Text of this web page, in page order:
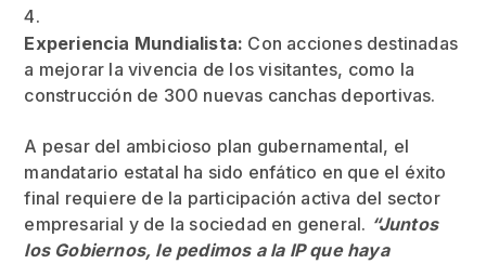
Experiencia Mundialista: Con acciones destinadas
a mejorar la vivencia de los visitantes, como la
construcción de 300 nuevas canchas deportivas.
A pesar del ambicioso plan gubernamental, el
mandatario estatal ha sido enfático en que el éxito
final requiere de la participación activa del sector
empresarial y de la sociedad en general. “Juntos
los Gobiernos, le pedimos a la IP que haya